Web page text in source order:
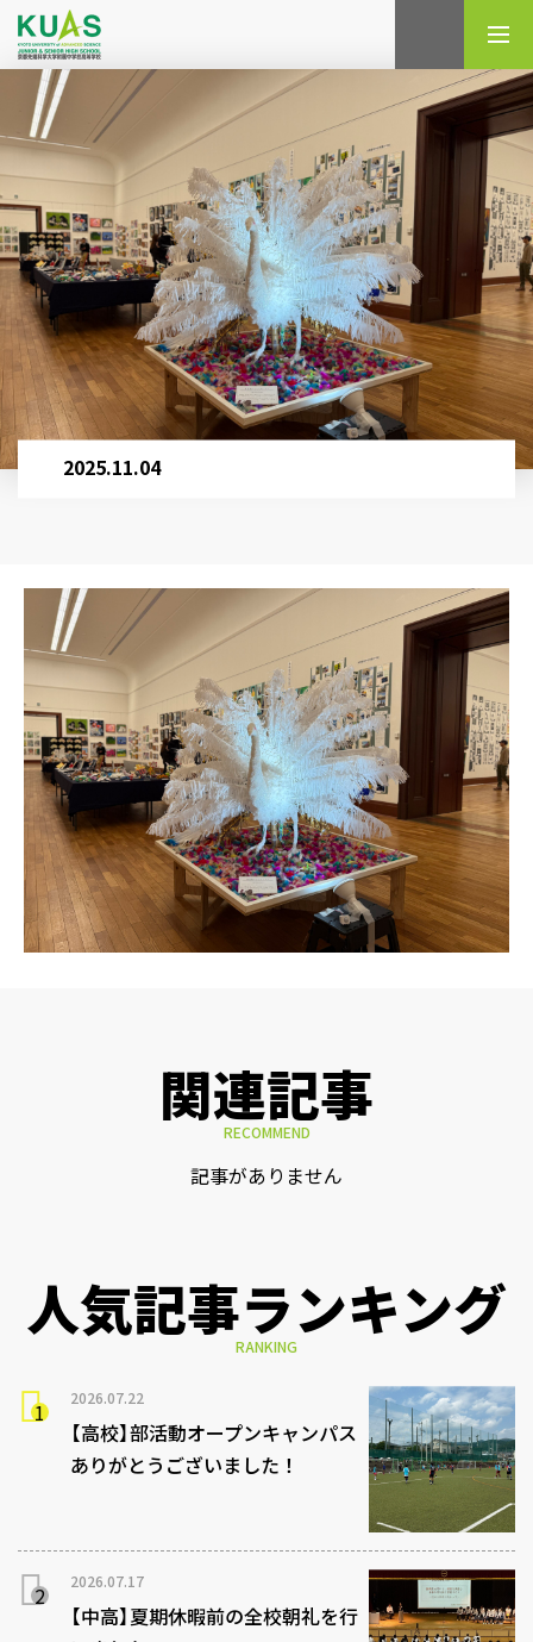
検索
2025.11.04
関連記事
RECOMMEND
記事がありません
人気記事ランキング
RANKING
2026.07.22
【高校】部活動オープンキャンパス
ありがとうございました！
2026.07.17
【中高】夏期休暇前の全校朝礼を行